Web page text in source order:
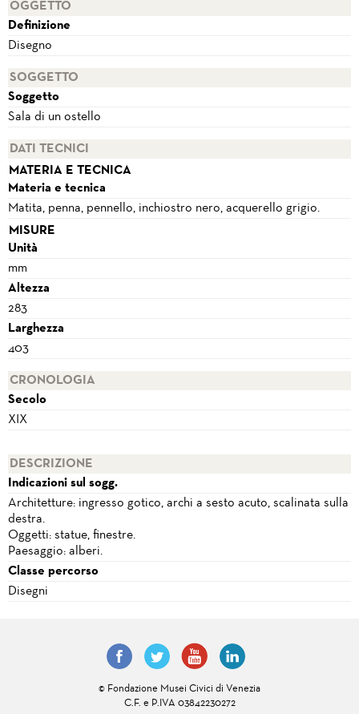
OGGETTO
Definizione
Disegno
SOGGETTO
Soggetto
Sala di un ostello
DATI TECNICI
MATERIA E TECNICA
Materia e tecnica
Matita, penna, pennello, inchiostro nero, acquerello grigio.
MISURE
Unità
mm
Altezza
283
Larghezza
403
CRONOLOGIA
Secolo
XIX
DESCRIZIONE
Indicazioni sul sogg.
Architetture: ingresso gotico, archi a sesto acuto, scalinata sulla
destra.
Oggetti: statue, finestre.
Paesaggio: alberi.
Classe percorso
Disegni
© Fondazione Musei Civici di Venezia
C.F. e P.IVA 03842230272